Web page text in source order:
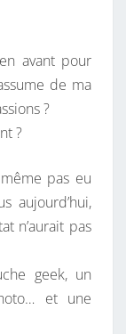
avant pour
de ma
?
?
pas eu
aujourd’hui,
n’aurait pas
geek, un
et une